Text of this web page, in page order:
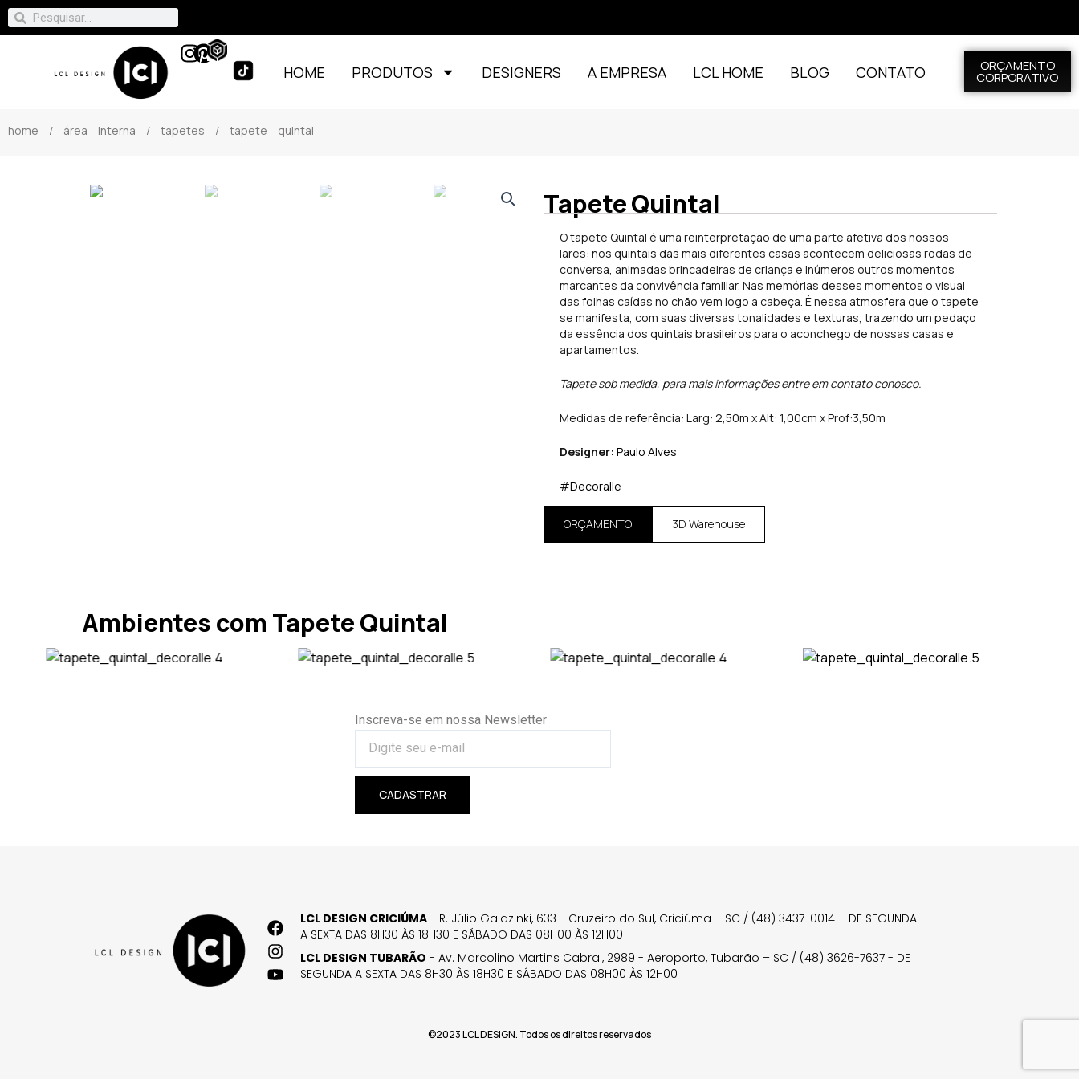
HOME PRODUTOS DESIGNERS A EMPRESA LCL HOME BLOG CONTATO ORÇAMENTO
CORPORATIVO
home / área interna / tapetes / tapete quintal
Tapete Quintal
O tapete Quintal é uma reinterpretação de uma parte afetiva dos nossos
lares: nos quintais das mais diferentes casas acontecem deliciosas rodas de
conversa, animadas brincadeiras de criança e inúmeros outros momentos
marcantes da convivência familiar. Nas memórias desses momentos o visual
das folhas caídas no chão vem logo a cabeça. É nessa atmosfera que o tapete
se manifesta, com suas diversas tonalidades e texturas, trazendo um pedaço
da essência dos quintais brasileiros para o aconchego de nossas casas e
apartamentos.
Tapete sob medida, para mais informações entre em contato conosco.
Medidas de referência: Larg: 2,50m x Alt: 1,00cm x Prof:3,50m
Designer:Paulo Alves
#Decoralle
ORÇAMENTO 3D Warehouse
Ambientes com Tapete Quintal
Inscreva-se em nossa Newsletter
CADASTRAR
LCL DESIGN CRICIÚMA - R. Júlio Gaidzinki, 633 - Cruzeiro do Sul, Criciúma – SC / (48) 3437-0014 – DE SEGUNDA
A SEXTA DAS 8H30 ÀS 18H30 E SÁBADO DAS 08H00 ÀS 12H00
LCL DESIGN TUBARÃO - Av. Marcolino Martins Cabral, 2989 - Aeroporto, Tubarão – SC / (48) 3626-7637 - DE
SEGUNDA A SEXTA DAS 8H30 ÀS 18H30 E SÁBADO DAS 08H00 ÀS 12H00
©2023 LCL DESIGN. Todos os direitos reservados